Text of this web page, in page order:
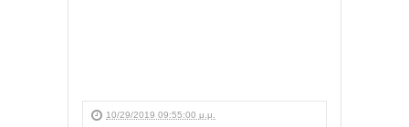
10/29/2019 09:55:00 μ.μ.